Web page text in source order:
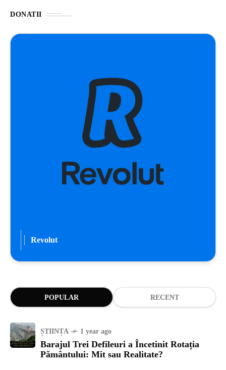
DONATII
Revolut
POPULAR RECENT
ȘTIINȚA 1 year ago
Barajul Trei Defileuri a Încetinit Rotația
Pământului: Mit sau Realitate?
APLICATIA
1 year ago
Barajul Trei Defileuri a Încetinit Rotația
Pământului: Mit sau Realitate?
Seriale turcesti:Top 5 cele mai bune seriale
ȘTIINȚA 1 year ago
întâmplă